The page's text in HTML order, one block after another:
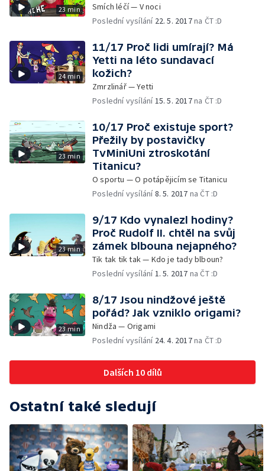
23 min
Smích léčí — V noci
Poslední vysílání 22. 5. 2017na ČT :D
24 min
11/17 Proč lidi umírají? Má
Yetti na léto sundavací
kožich?
Zmrzlinář — Yetti
Poslední vysílání15. 5. 2017na ČT :D
23 min
10/17 Proč existuje sport?
Přežily by postavičky
TvMiniUni ztroskotání
Titanicu?
O sportu — O potápějicím se Titanicu
Poslední vysílání8. 5. 2017 na ČT :D
23 min
9/17 Kdo vynalezl hodiny?
Proč Rudolf II. chtěl na svůj
zámek blbouna nejapného?
Tik tak tik tak — Kdo je tady blboun?
Poslední vysílání1. 5. 2017 na ČT :D
23 min
8/17 Jsou nindžové ještě
pořád? Jak vzniklo origami?
Nindža — Origami
Poslední vysílání 24. 4. 2017na ČT :D
Dalších 10 dílů
Ostatní také sledují